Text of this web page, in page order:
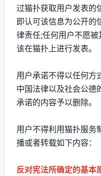
过猫扑获取用户发表的
即认可该信息为公开的
律责任;任何用户不愿
该在猫扑上进行发表。
用户承诺不得以任何方
中国法律以及社会公德
承诺的内容予以删除。
用户不得利用猫扑服务
播或者转载如下内容：
反对宪法所确定的基本